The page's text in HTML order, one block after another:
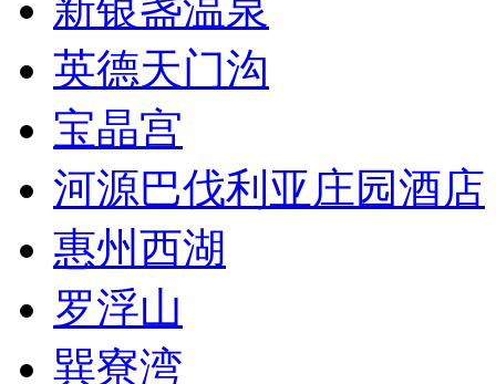
英德天门沟
宝晶宫
河源巴伐利亚庄园酒店
惠州西湖
罗浮山
巽寮湾